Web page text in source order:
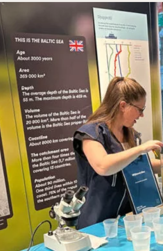
Bergbanan
Bergbanan har öppet under
påsken, helger i april och
därefter dagligen. Bergbanan
kostar 35:- för uppfärd och
nedfärd för alla över 4 år.
Rullstolsburna med ledsagare
åker gratis.
Skansen-Akvariet